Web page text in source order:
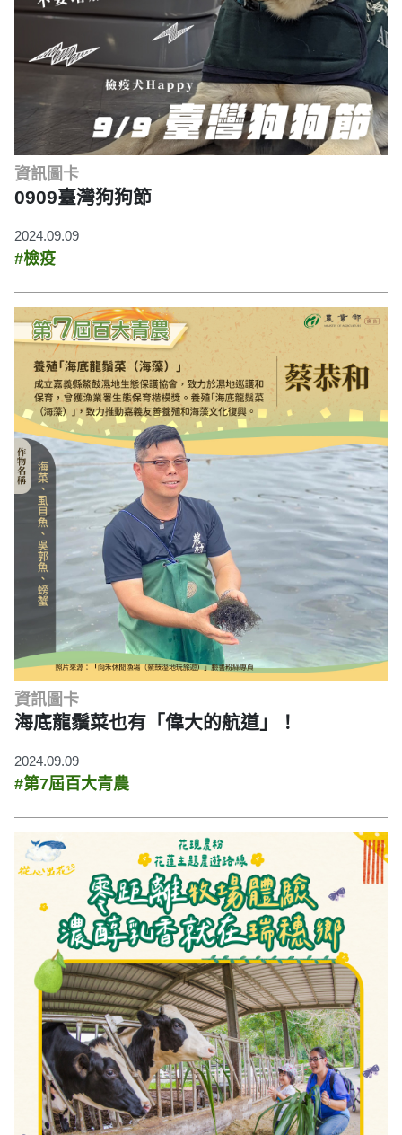
資訊圖卡
0909臺灣狗狗節
2024.09.09
#檢疫
資訊圖卡
海底龍鬚菜也有「偉大的航道」！
2024.09.09
#第7屆百大青農